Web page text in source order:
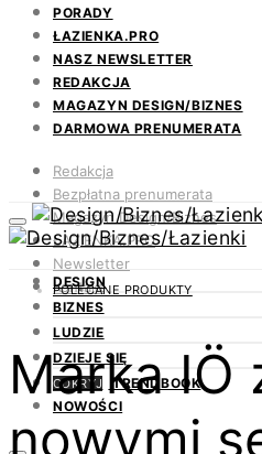
PORADY
ŁAZIENKA.PRO
NASZ NEWSLETTER
REDAKCJA
MAGAZYN DESIGN/BIZNES
DARMOWA PRENUMERATA
Redakcja
Bezpłatna prenumerata
Magazyn Design/Biznes
ŁAZIENKA.PRO
Newsletter
Kontakt
DESIGN
BIZNES
LUDZIE
DZIEJE SIĘ
ODKRYJ
TRENDBOOK
NOWOŚCI
POLECANE PRODUKTY
Marka IÖ
nowymi